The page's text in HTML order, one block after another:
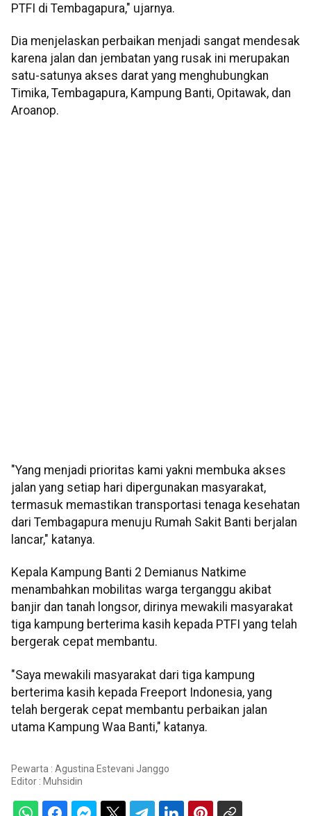
PTFI di Tembagapura," ujarnya.
Dia menjelaskan perbaikan menjadi sangat mendesak
karena jalan dan jembatan yang rusak ini merupakan
satu-satunya akses darat yang menghubungkan
Timika, Tembagapura, Kampung Banti, Opitawak, dan
Aroanop.
"Yang menjadi prioritas kami yakni membuka akses
jalan yang setiap hari dipergunakan masyarakat,
termasuk memastikan transportasi tenaga kesehatan
dari Tembagapura menuju Rumah Sakit Banti berjalan
lancar," katanya.
Kepala Kampung Banti 2 Demianus Natkime
menambahkan mobilitas warga terganggu akibat
banjir dan tanah longsor, dirinya mewakili masyarakat
tiga kampung berterima kasih kepada PTFI yang telah
bergerak cepat membantu.
"Saya mewakili masyarakat dari tiga kampung
berterima kasih kepada Freeport Indonesia, yang
telah bergerak cepat membantu perbaikan jalan
utama Kampung Waa Banti," katanya.
Pewarta : Agustina Estevani Janggo
Editor : Muhsidin